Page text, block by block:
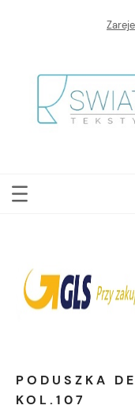
PODUSZKA
KOL.107